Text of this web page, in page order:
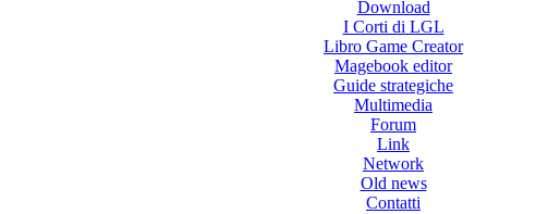
Download
I Corti di LGL
Libro Game Creator
Magebook editor
Guide strategiche
Multimedia
Forum
Link
Network
Old news
Contatti